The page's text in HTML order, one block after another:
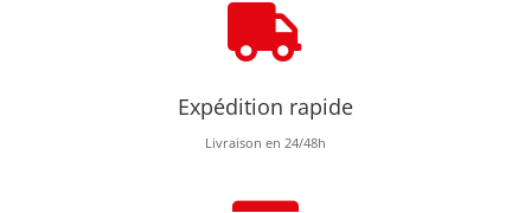

Expédition rapide
Livraison en 24/48h